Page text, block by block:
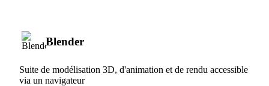
Blender
Suite de modélisation 3D, d'animation et de rendu accessible
via un navigateur